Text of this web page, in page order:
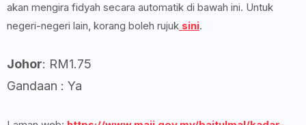
akan mengira fidyah secara automatik di bawah ini. Untuk
negeri-negeri lain, korang boleh rujuk sini.
Johor: RM1.75
Gandaan : Ya